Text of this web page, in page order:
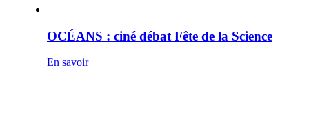
OCÉANS : ciné débat Fête de la Science
En savoir +